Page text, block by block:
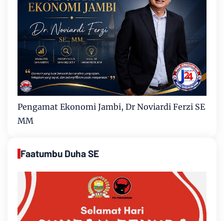
Pengamat Ekonomi Jambi, Dr Noviardi Ferzi SE
MM
Faatumbu Duha SE